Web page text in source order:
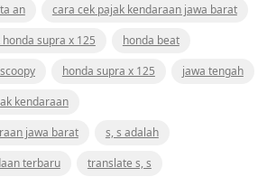
an
cara cek pajak kendaraan jawa barat
supra x 125
honda beat
honda supra x 125
jawa tengah
kendaraan
jawa barat
s, s adalah
terbaru
translate s, s